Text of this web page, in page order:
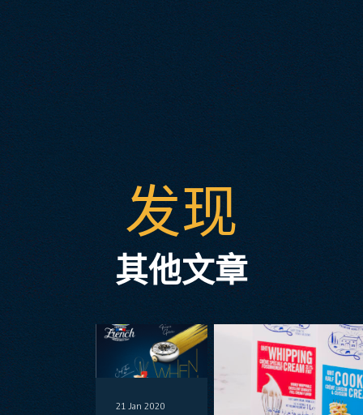
发现
其他文章
21 Jan 2020